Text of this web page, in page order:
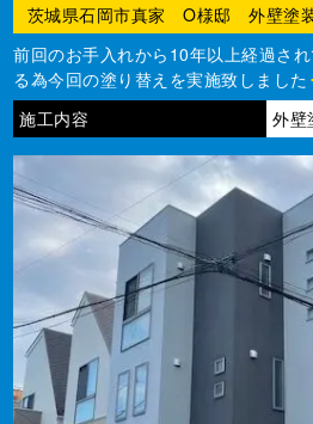
茨城県石岡市真家 O様邸 外壁塗
前回のお手入れから10年以上経過さ
る為今回の塗り替えを実施致しました
施工内容
外壁